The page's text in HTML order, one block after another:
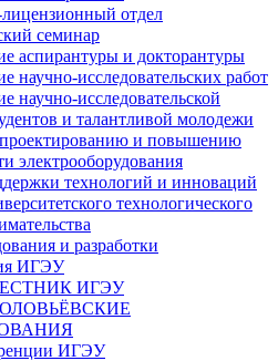
отдел
семинар
аспирантуры и докторантуры
научно-исследовательских работ
научно-исследовательской
и талантливой молодежи
и повышению
электрооборудования
технологий и инноваций
технологического
и разработки
ИГЭУ
ИГЭУ
ИГЭУ